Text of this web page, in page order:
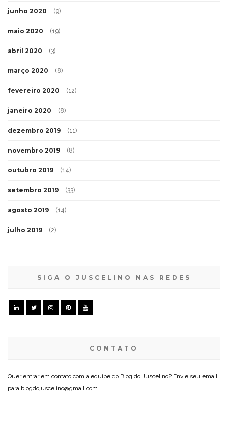
junho 2020 (9)
maio 2020 (19)
abril 2020 (3)
março 2020 (8)
fevereiro 2020 (12)
janeiro 2020 (8)
dezembro 2019 (11)
novembro 2019 (8)
outubro 2019 (14)
setembro 2019 (33)
agosto 2019 (14)
julho 2019 (2)
SIGA O JUSCELINO NAS REDES
CONTATO
Quer entrar em contato com a equipe do Blog do Juscelino? Envie seu email
para blogdojuscelino@gmail.com